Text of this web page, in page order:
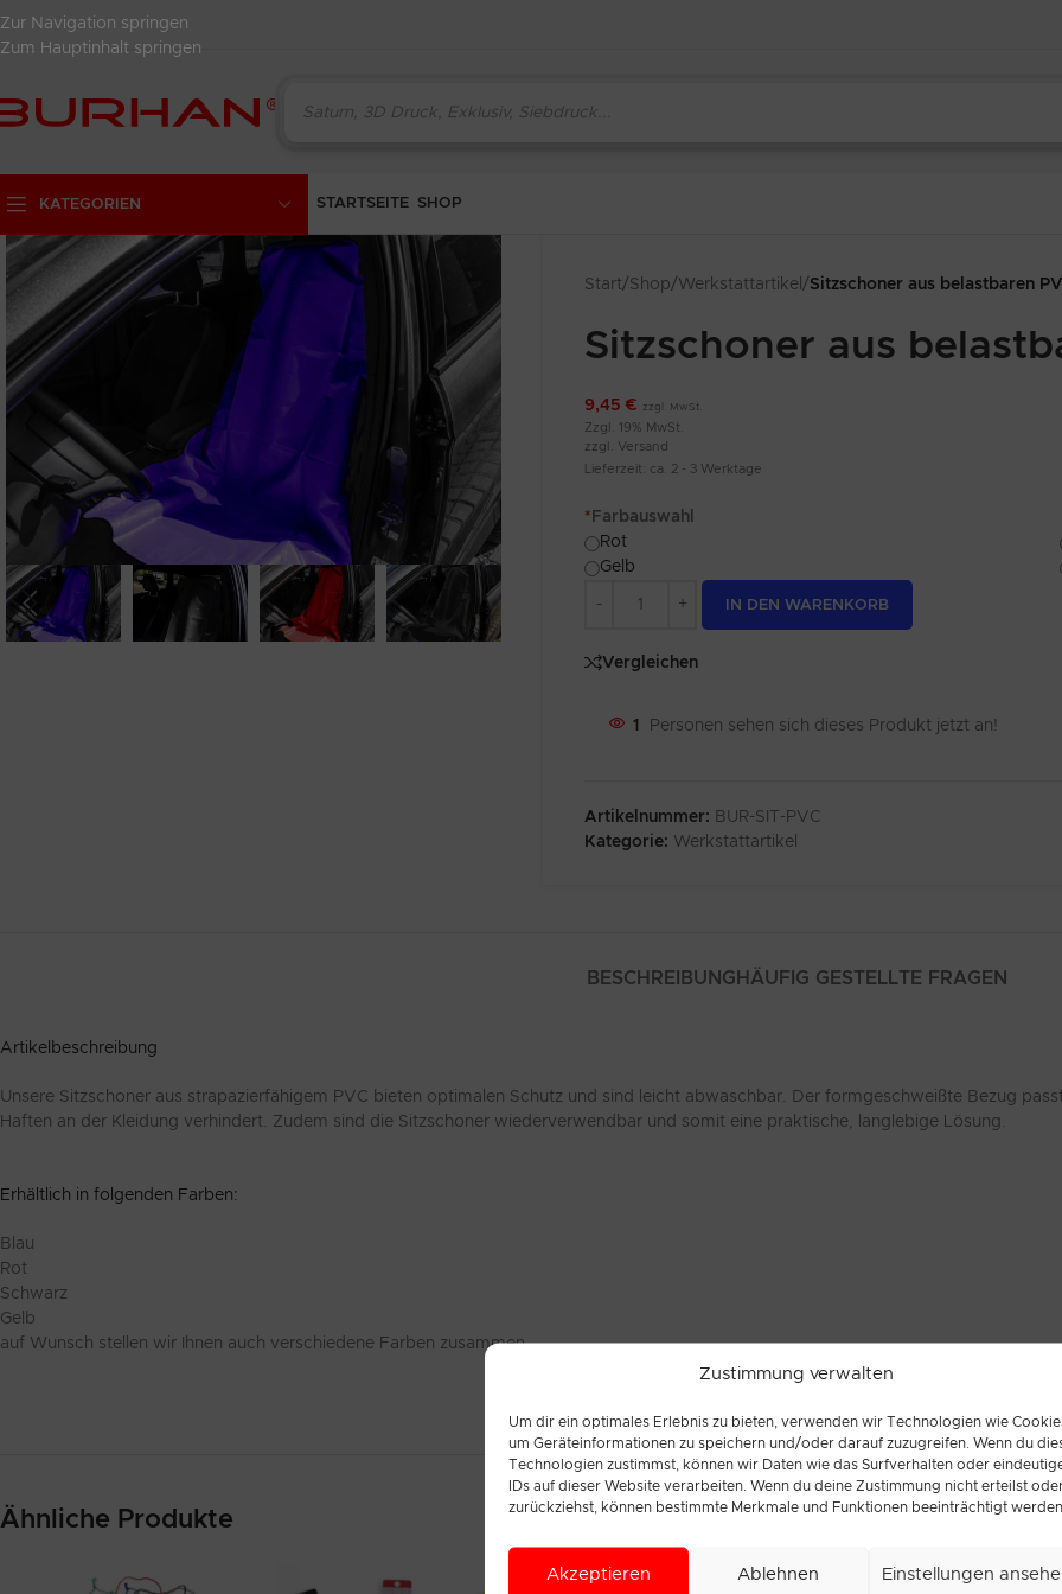
Zustimmung verwalten
Um dir ein optimales Erlebnis zu bieten, verwenden wir Technologien wie
um Geräteinformationen zu speichern und/oder darauf zuzugreifen. Wenn du
Technologien zustimmst, können wir Daten wie das Surfverhalten oder
IDs auf dieser Website verarbeiten. Wenn du deine Zustimmung nicht erteilst
zurückziehst, können bestimmte Merkmale und Funktionen beeinträchtigt werden.
Akzeptieren Ablehnen Einstellungen
Zur Navigation springen
Zum Hauptinhalt springen
KATEGORIEN STARTSEITE SHOP
Start/Shop/Werkstattartikel /Sitzschoner aus belastbaren
Sitzschoner aus
9,45 € zzgl. MwSt.
Zzgl. 19% MwSt.
zzgl. Versand
Lieferzeit: ca. 2 - 3 Werktage
* Farbauswahl
Rot
Gelb
IN DEN WARENKORB
Vergleichen
1 Personen sehen sich dieses Produkt jetzt an!
Artikelnummer: BUR-SIT-PVC
Kategorie: Werkstattartikel
BESCHREIBUNG HÄUFIG GESTELLTE FRAGEN
Artikelbeschreibung
Unsere Sitzschoner aus strapazierfähigem PVC bieten optimalen Schutz und sind leicht abwaschbar. Der formgeschweißte Bezug
Haften an der Kleidung verhindert. Zudem sind die Sitzschoner wiederverwendbar und somit eine praktische, langlebige Lösung.
Erhältlich in folgenden Farben:
Blau
Rot
Schwarz
Gelb
auf Wunsch stellen wir Ihnen auch verschiedene Farben zusammen.
Ähnliche Produkte